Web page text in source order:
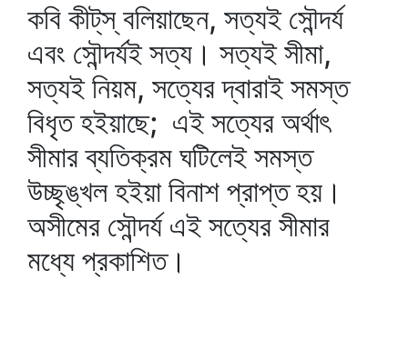
কবি কীট্‌স্‌ বলিয়াছেন, সত্যই সৌন্দর্য
এবং সৌন্দর্যই সত্য। সত্যই সীমা,
সত্যই নিয়ম, সত্যের দ্বারাই সমস্ত
বিধৃত হইয়াছে; এই সত্যের অর্থাৎ
সীমার ব্যতিক্রম ঘটিলেই সমস্ত
উচ্ছৃঙ্খল হইয়া বিনাশ প্রাপ্ত হয়।
অসীমের সৌন্দর্য এই সত্যের সীমার
মধ্যে প্রকাশিত।